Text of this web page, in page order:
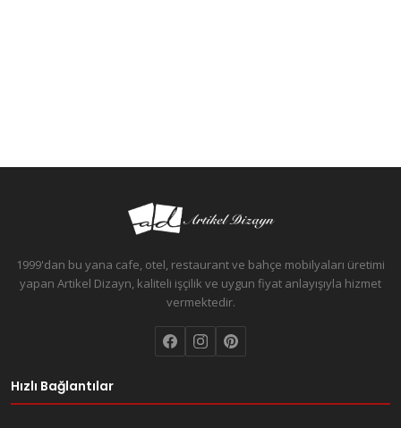
1999'dan bu yana cafe, otel, restaurant ve bahçe mobilyaları üretimi
yapan Artikel Dizayn, kaliteli işçilik ve uygun fiyat anlayışıyla hizmet
vermektedir.
Hızlı Bağlantılar